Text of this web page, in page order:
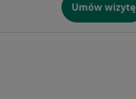
Umów wizytę